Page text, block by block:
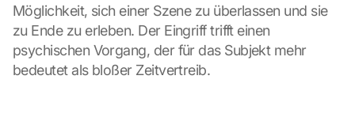
Möglichkeit, sich einer Szene zu überlassen und sie
zu Ende zu erleben. Der Eingriff trifft einen
psychischen Vorgang, der für das Subjekt mehr
bedeutet als bloßer Zeitvertreib.